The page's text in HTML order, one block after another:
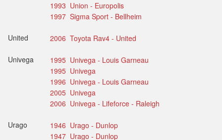
1993 Union - Europolis
1997 Sigma Sport - Bellheim
United 2006 Toyota Rav4 - United
Univega
1995 Univega - Louis Garneau
1995 Univega
1996 Univega - Louis Garneau
2005 Univega
2006 Univega - Lifeforce - Raleigh
Urago
1946 Urago - Dunlop
1947 Urago - Dunlop